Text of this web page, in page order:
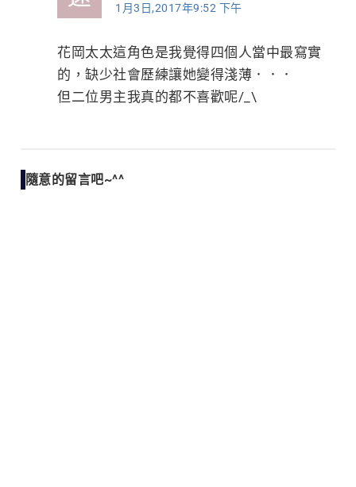
1月3日,2017年9:52 下午
花岡太太這角色是我覺得四個人當中最寫實
的，缺少社會歷練讓她變得淺薄．．．
但二位男主我真的都不喜歡呢/_\
隨意的留言吧~^^